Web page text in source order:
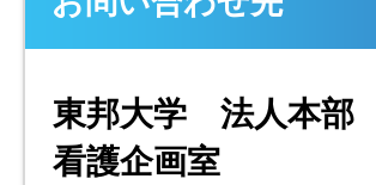
東邦大学 法人本部
看護企画室